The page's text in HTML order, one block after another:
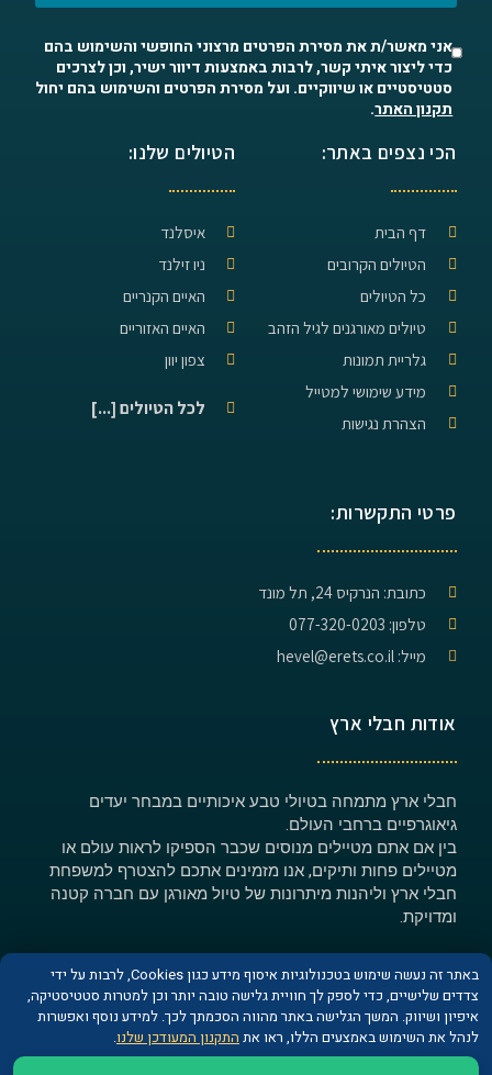
אני מאשר/ת את מסירת הפרטים מרצוני החופשי והשימוש בהם
כדי ליצור איתי קשר, לרבות באמצעות דיוור ישיר, וכן לצרכים
סטטיסטיים או שיווקיים. ועל מסירת הפרטים והשימוש בהם יחול
תקנון האתר.
הכי נצפים באתר:
דף הבית
הטיולים הקרובים
כל הטיולים
טיולים מאורגנים לגיל הזהב
גלריית תמונות
מידע שימושי למטייל
הצהרת נגישות
הטיולים שלנו:
איסלנד
ניו זילנד
האיים הקנריים
האיים האזוריים
צפון יוון
לכל הטיולים [...]
פרטי התקשרות:
כתובת: הנרקיס 24, תל מונד
טלפון: 077-320-0203
מייל: hevel@erets.co.il
אודות חבלי ארץ
חבלי ארץ מתמחה בטיולי טבע איכותיים במבחר יעדים
גיאוגרפיים ברחבי העולם.
בין אם אתם מטיילים מנוסים שכבר הספיקו לראות עולם או
מטיילים פחות ותיקים, אנו מזמינים אתכם להצטרף למשפחת
חבלי ארץ וליהנות מיתרונות של טיול מאורגן עם חברה קטנה
ומדויקת.
© כל הזכויות שמורות לחברת חבלי ארץ
באתר זה נעשה שימוש בטכנולוגיות איסוף מידע כגון Cookies, לרבות על ידי
צדדים שלישיים, כדי לספק לך חוויית גלישה טובה יותר וכן למטרות סטטיסטיקה,
איפיון ושיווק. המשך הגלישה באתר מהווה הסכמתך לכך. למידע נוסף ואפשרות
לנהל את השימוש באמצעים הללו, ראו את התקנון המעודכן שלנו.